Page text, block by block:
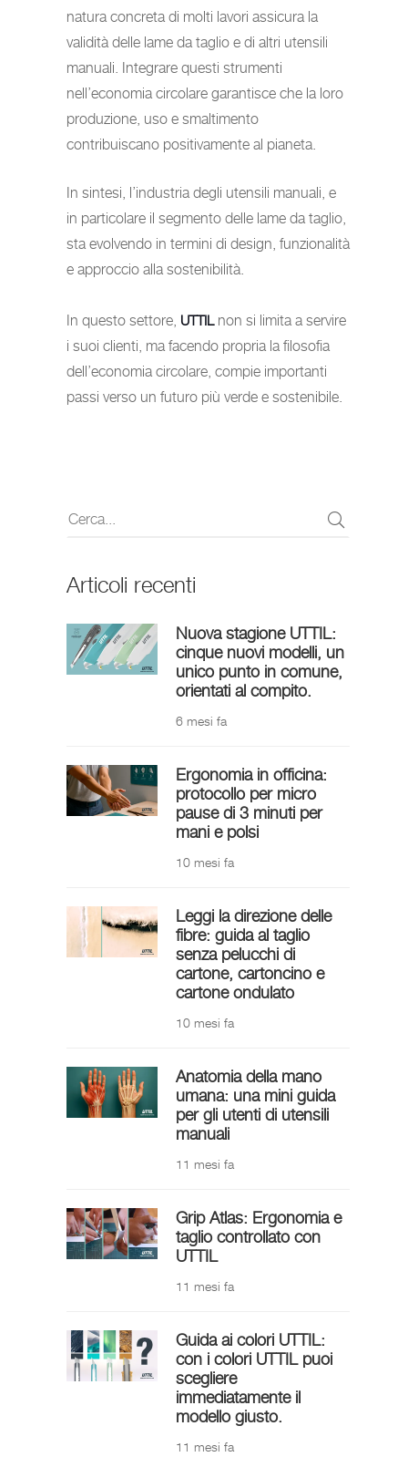
natura concreta di molti lavori assicura la
validità delle lame da taglio e di altri utensili
manuali. Integrare questi strumenti
nell’economia circolare garantisce che la loro
produzione, uso e smaltimento
contribuiscano positivamente al pianeta.
In sintesi, l’industria degli utensili manuali, e
in particolare il segmento delle lame da taglio,
sta evolvendo in termini di design, funzionalità
e approccio alla sostenibilità.
In questo settore, UTTILnon si limita a servire
i suoi clienti, ma facendo propria la filosofia
dell’economia circolare, compie importanti
passi verso un futuro più verde e sostenibile.
Articoli recenti
Nuova stagione UTTIL:
cinque nuovi modelli, un
unico punto in comune,
orientati al compito.
6 mesi fa
Ergonomia in officina:
protocollo per micro
pause di 3 minuti per
mani e polsi
10 mesi fa
Leggi la direzione delle
fibre: guida al taglio
senza pelucchi di
cartone, cartoncino e
cartone ondulato
10 mesi fa
Anatomia della mano
umana: una mini guida
per gli utenti di utensili
manuali
11 mesi fa
Grip Atlas: Ergonomia e
taglio controllato con
UTTIL
11 mesi fa
Guida ai colori UTTIL:
con i colori UTTIL puoi
scegliere
immediatamente il
modello giusto.
11 mesi fa